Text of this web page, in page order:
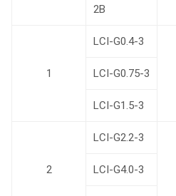
2B
1
LCI-G0.4-3
LCI-G0.75-3
LCI-G1.5-3
2
LCI-G2.2-3
LCI-G4.0-3